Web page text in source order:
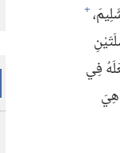
+
فِي
هِيَ